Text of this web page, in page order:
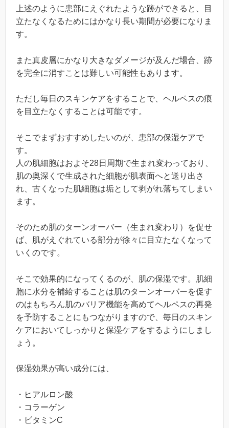
上述のように患部にえぐれたような跡ができると、目
立たなくなるためにはかなり長い期間が必要になりま
す。
また真皮層にかなり大きなダメージが及んだ場合、跡
を完全に消すことは難しい可能性もあります。
ただし毎日のスキンケアをすることで、ヘルペスの痕
を目立たなくすることは可能です。
そこでまずおすすめしたいのが、患部の保湿ケアで
す。
人の肌細胞はおよそ28日周期で生まれ変わっており、
肌の奥深くで生成された細胞が肌表面へと送り出さ
れ、古くなった肌細胞は垢として剥がれ落ちてしまい
ます。
そのため肌のターンオーバー（生まれ変わり）を促せ
ば、肌がえぐれている部分が徐々に目立たなくなって
いくのです。
そこで効果的になってくるのが、肌の保湿です。肌細
胞に水分を補給することは肌のターンオーバーを促す
のはもちろん肌のバリア機能を高めてヘルペスの再発
を予防することにもつながりますので、毎日のスキン
ケアにおいてしっかりと保湿ケアをするようにしまし
ょう。
保湿効果が高い成分には、
・ヒアルロン酸
・コラーゲン
・ビタミンC